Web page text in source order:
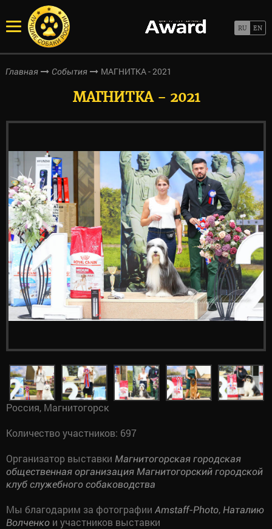
Главная События МАГНИТКА - 2021
МАГНИТКА - 2021
Россия, Магнитогорск
Количество участников: 697
Организатор выставки Магнитогорская городская
общественная организация Магнитогорский городской
клуб служебного собаководства
Мы благодарим за фотографии Amstaff-Photo, Наталию
Волченко и участников выставки